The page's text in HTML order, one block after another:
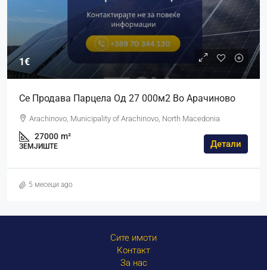
1€
Се Продава Парцела Од 27 000м2 Во Арачиново
Arachinovo, Municipality of Arachinovo, North Macedonia
27000 m²
ЗЕМЈИШТЕ Детали
5 месеци ago
Сите имоти
Контакт
За нас